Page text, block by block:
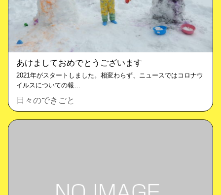
あけましておめでとうございます
2021年がスタートしました。相変わらず、ニュースではコロナウ
イルスについての報…
日々のできごと